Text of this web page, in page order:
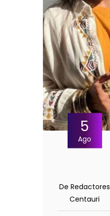
5
Ago
De Redactores
Centauri